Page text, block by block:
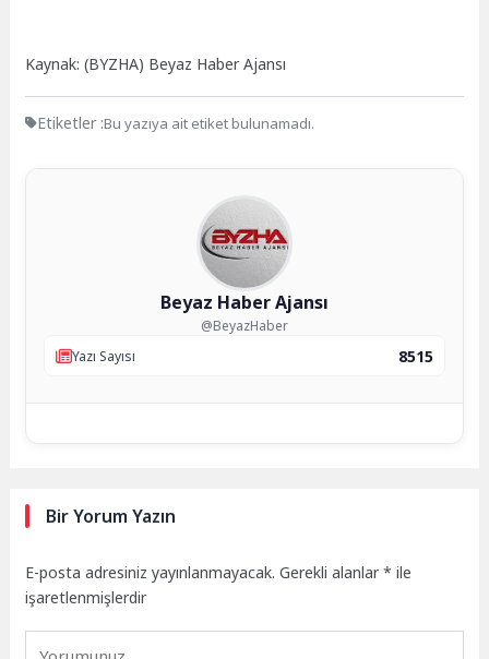
Kaynak: (BYZHA) Beyaz Haber Ajansı
Etiketler :Bu yazıya ait etiket bulunamadı.
Beyaz Haber Ajansı
@BeyazHaber
Yazı Sayısı
8515
Bir Yorum Yazın
E-posta adresiniz yayınlanmayacak. Gerekli alanlar* ile
işaretlenmişlerdir